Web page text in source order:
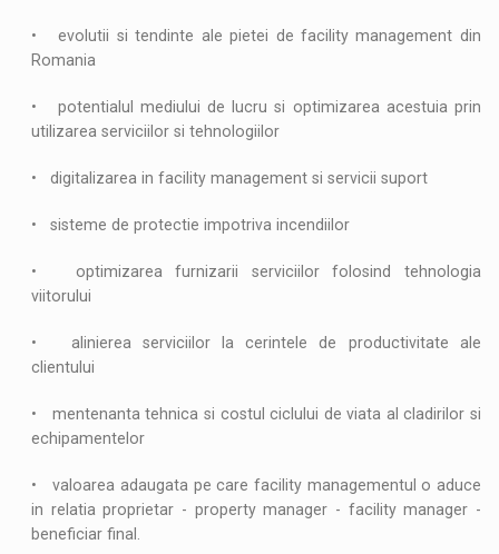
• evolutii si tendinte ale pietei de facility management din
Romania
• potentialul mediului de lucru si optimizarea acestuia prin
utilizarea serviciilor si tehnologiilor
• digitalizarea in facility management si servicii suport
• sisteme de protectie impotriva incendiilor
• optimizarea furnizarii serviciilor folosind tehnologia
viitorului
• alinierea serviciilor la cerintele de productivitate ale
clientului
• mentenanta tehnica si costul ciclului de viata al cladirilor si
echipamentelor
• valoarea adaugata pe care facility managementul o aduce
in relatia proprietar - property manager - facility manager -
beneficiar final.